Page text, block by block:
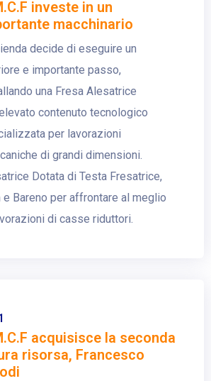
investe in un
macchinario
decide di eseguire un
e importante passo,
una Fresa Alesatrice
contenuto tecnologico
per lavorazioni
di grandi dimensioni.
Dotata di Testa Fresatrice,
e Bareno per affrontare al meglio
di casse riduttori.
acquisisce la seconda
risorsa, Francesco